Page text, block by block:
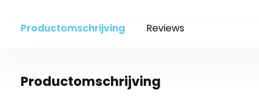
Productomschrijving Reviews
Productomschrijving